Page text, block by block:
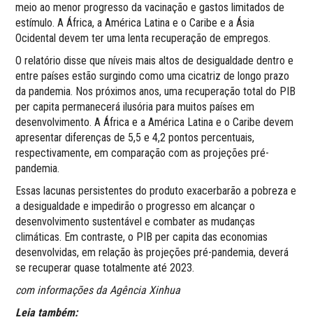
meio ao menor progresso da vacinação e gastos limitados de
estímulo. A África, a América Latina e o Caribe e a Ásia
Ocidental devem ter uma lenta recuperação de empregos.
O relatório disse que níveis mais altos de desigualdade dentro e
entre países estão surgindo como uma cicatriz de longo prazo
da pandemia. Nos próximos anos, uma recuperação total do PIB
per capita permanecerá ilusória para muitos países em
desenvolvimento. A África e a América Latina e o Caribe devem
apresentar diferenças de 5,5 e 4,2 pontos percentuais,
respectivamente, em comparação com as projeções pré-
pandemia.
Essas lacunas persistentes do produto exacerbarão a pobreza e
a desigualdade e impedirão o progresso em alcançar o
desenvolvimento sustentável e combater as mudanças
climáticas. Em contraste, o PIB per capita das economias
desenvolvidas, em relação às projeções pré-pandemia, deverá
se recuperar quase totalmente até 2023.
com informações da Agência Xinhua
Leia também: